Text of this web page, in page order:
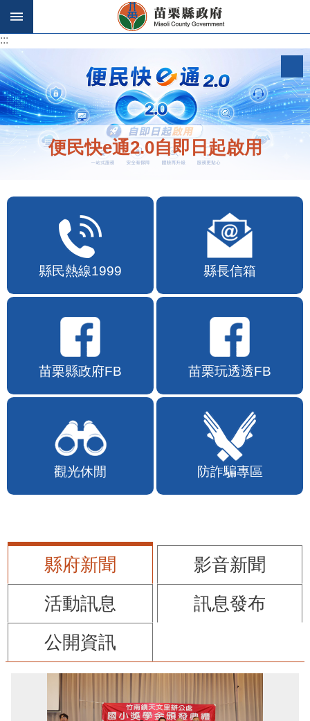
跳到主要內容區塊
:::
:::
便民快e通2.0自即日起啟用
縣民熱線1999 縣長信箱
苗栗縣政府FB 苗栗玩透透FB
觀光休閒 防詐騙專區
縣府新聞
影音新聞
活動訊息
訊息發布
公開資訊